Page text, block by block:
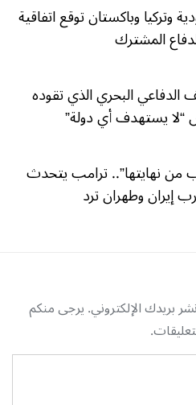
وتركيا وباكستان توقع اتفاقية
المشترك
الدفاعي البحري الذي تقوده
“لا يستهدف أي دولة”
من نهايتها”.. ترامب يتحدث
إيران وطهران ترد
بريدك الإلكتروني. يرجى منكم